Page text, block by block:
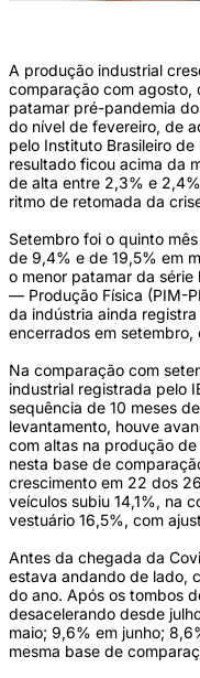
A produção industrial
comparação com agosto,
patamar pré-pandemia
do nível de fevereiro, de
pelo Instituto Brasileiro de
resultado ficou acima da
de alta entre 2,3% e
ritmo de retomada da
Setembro foi o quinto
de 9,4% e de 19,5% em
o menor patamar da
— Produção Física (PIM-
da indústria ainda
encerrados em setembro,
Na comparação com
industrial registrada pelo
sequência de 10 meses
levantamento, houve
com altas na produção
nesta base de
crescimento em 22 dos
veículos subiu 14,1%, na
vestuário 16,5%, com
Antes da chegada da
estava andando de lado,
do ano. Após os tombos
desacelerando desde
maio; 9,6% em junho;
mesma base de